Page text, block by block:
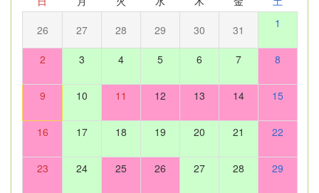
26 27 28 29 30 31 1
2 3 4 5 6 7 8
9 10 11 12 13 14 15
16 17 18 19 20 21 22
23 24 25 26 27 28 29